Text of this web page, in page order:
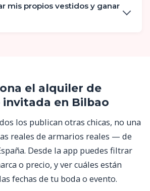
mis propios vestidos y ganar
el alquiler de
en Bilbao
los publican otras chicas, no una
reales de armarios reales — de
Desde la app puedes filtrar
o precio, y ver cuáles están
fechas de tu boda o evento.